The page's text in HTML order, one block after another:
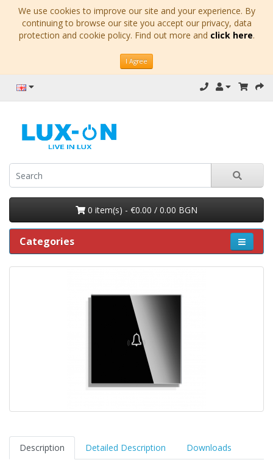
We use cookies to improve our site and your experience. By
continuing to browse our site you accept our privacy, data
protection and cookie policy. Find out more and click here.
I Agree
0 item(s) - €0.00 / 0.00 BGN
Categories
Description Detailed Description Downloads